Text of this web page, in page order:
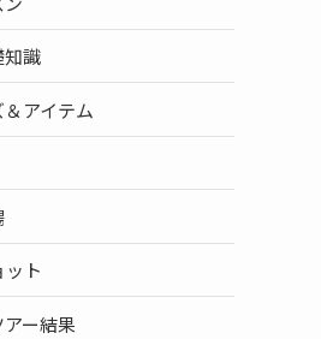
知識
アイテム
ト
ー結果